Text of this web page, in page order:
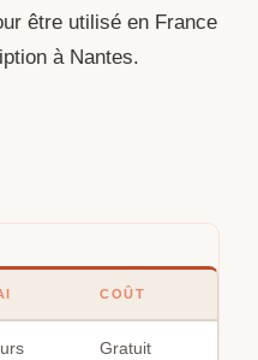
être utilisé en France
à Nantes.
COÛT
Gratuit